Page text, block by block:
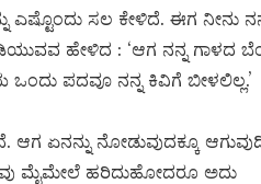
ಎಷ್ಟೊಂದು ಸಲ ಕೇಳಿದೆ. ಈಗ ನೀನು
ಹೇಳಿದ : ‘ಆಗ ನನ್ನ ಗಾಳದ
ಒಂದು ಪದವೂ ನನ್ನ ಕಿವಿಗೆ ಬೀಳಲಿಲ್ಲ.’
ಏನನ್ನು ನೋಡುವುದಕ್ಕೂ
ಮೈಮೇಲೆ ಹರಿದುಹೋದರೂ ಅದು